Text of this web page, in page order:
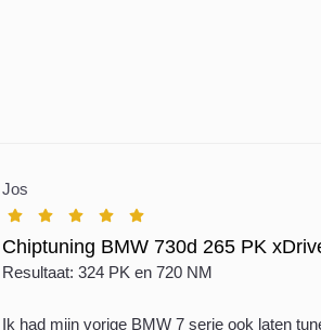
Jos
Chiptuning BMW 730d 265 PK
Resultaat: 324 PK en 720 NM
Ik had mijn vorige BMW 7 serie ook laten